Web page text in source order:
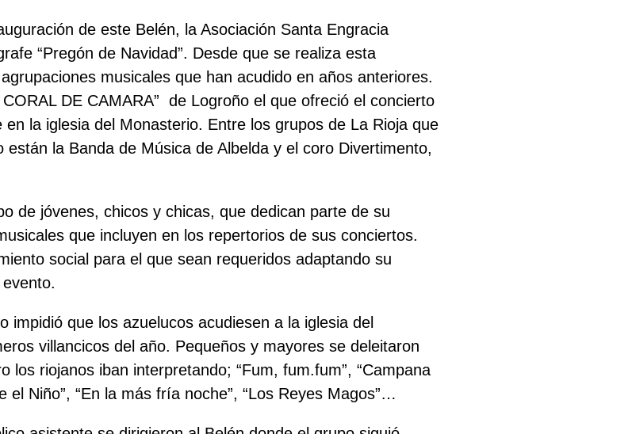
de este Belén, la Asociación Santa Engracia
“Pregón de Navidad”. Desde que se realiza esta
musicales que han acudido en años anteriores.
DE CAMARA” de Logroño el que ofreció el concierto
la iglesia del Monasterio. Entre los grupos de La Rioja que
están la Banda de Música de Albelda y el coro Divertimento,
de jóvenes, chicos y chicas, que dedican parte de su
que incluyen en los repertorios de sus conciertos.
social para el que sean requeridos adaptando su
impidió que los azuelucos acudiesen a la iglesia del
villancicos del año. Pequeños y mayores se deleitaron
los riojanos iban interpretando; “Fum, fum.fum”, “Campana
el Niño”, “En la más fría noche”, “Los Reyes Magos”…